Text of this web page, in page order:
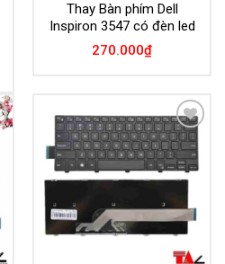
Thay Bàn phím Dell
Inspiron 3547 có đèn led
270.000₫
Add to
Wishlist